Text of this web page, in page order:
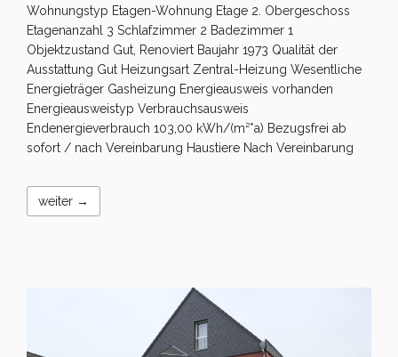
Wohnungstyp Etagen-Wohnung Etage 2. Obergeschoss
Etagenanzahl 3 Schlafzimmer 2 Badezimmer 1
Objektzustand Gut, Renoviert Baujahr 1973 Qualität der
Ausstattung Gut Heizungsart Zentral-Heizung Wesentliche
Energieträger Gasheizung Energieausweis vorhanden
Energieausweistyp Verbrauchsausweis
Endenergieverbrauch 103,00 kWh/(m²*a) Bezugsfrei ab
sofort / nach Vereinbarung Haustiere Nach Vereinbarung
weiter →